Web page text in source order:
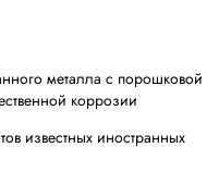
металла с порошковой
коррозии
иностранных